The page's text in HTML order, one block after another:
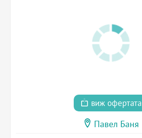
виж офертата
Павел Баня